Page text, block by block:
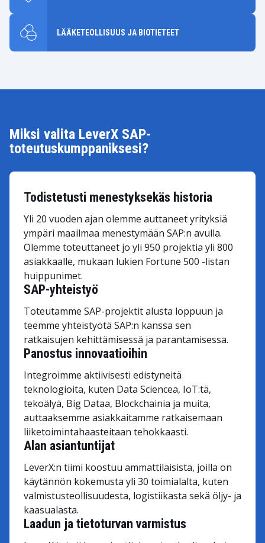
LÄÄKETEOLLISUUS JA BIOTIETEET
Miksi valita LeverX SAP-
toteutuskumppaniksesi?
Todistetusti menestyksekäs historia
Yli 20 vuoden ajan olemme auttaneet yrityksiä
ympäri maailmaa menestymään SAP:n avulla.
Olemme toteuttaneet jo yli 950 projektia yli 800
asiakkaalle, mukaan lukien Fortune 500 -listan
huippunimet.
Alan asiantuntijat
LeverX:n tiimi koostuu ammattilaisista, joilla on
käytännön kokemusta yli 30 toimialalta, kuten
valmistusteollisuudesta, logistiikasta sekä öljy- ja
kaasualasta.
SAP-yhteistyö
Toteutamme SAP-projektit alusta loppuun ja
teemme yhteistyötä SAP:n kanssa sen
ratkaisujen kehittämisessä ja parantamisessa.
Laadun ja tietoturvan varmistus
Panostus innovaatioihin
Integroimme aktiivisesti edistyneitä
teknologioita, kuten Data Sciencea, IoT:tä,
tekoälyä, Big Dataa, Blockchainia ja muita,
auttaaksemme asiakkaitamme ratkaisemaan
liiketoimintahaasteitaan tehokkaasti.